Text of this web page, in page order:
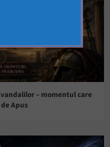
– momentul care
Apus